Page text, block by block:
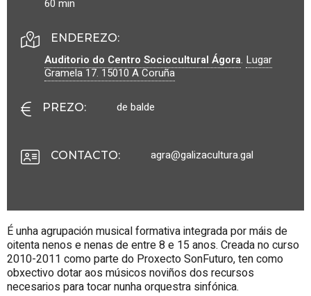
60 min
ENDEREZO:
Auditorio do Centro Sociocultural Ágora. Lugar
Gramela 17.15010A Coruña
PREZO: de balde
CONTACTO: agra@galizacultura.gal
É unha agrupación musical formativa integrada por máis de
oitenta nenos e nenas de entre 8 e 15 anos. Creada no curso
2010-2011 como parte do Proxecto SonFuturo, ten como
obxectivo dotar aos músicos noviños dos recursos
necesarios para tocar nunha orquestra sinfónica.